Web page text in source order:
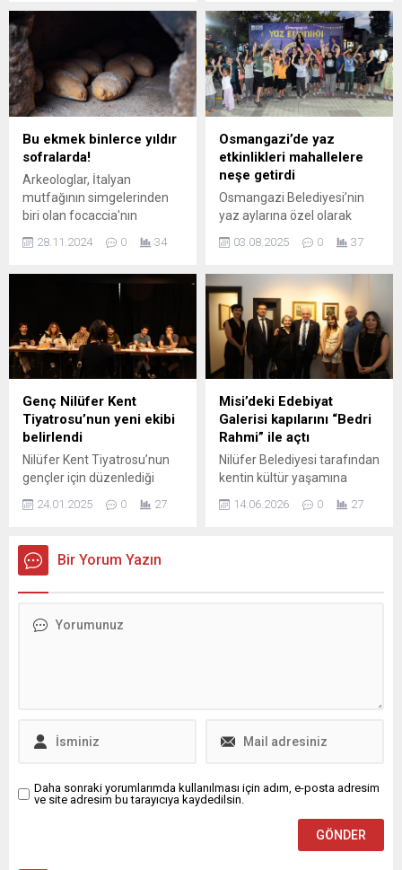
Belediyesi tarafından
düzenlenen özel
programda, büyük ustanın
özgürlük, aşk ve umutla
yoğrulmuş dizeleri salonu
dolduran yüzlerce yürekte
yeniden hayat buldu.
Osmangazi Gösteri
“İyi ki Doğdun Nâzım
Hikmet” adlı anma gecesi,...
düzenlendi.
Bu ekmek binlerce yıldır
sofralarda!
Arkeologlar, İtalyan
mutfağının simgelerinden
biri olan focaccia'nın
çok daha eskiye dayandığını
28.11.2024 0 34
Osmangazi’de yaz
etkinlikleri mahallelere
neşe getirdi
Osmangazi Belediyesi’nin
yaz aylarına özel olarak
Yaz Etkinliği” programı, bu
Yunuseli mahallelerinde
renkli görüntülere sahne
oldu. Osmangazi
Belediyesi’nin yaz aylarına
renk ve neşe katan
“Osmangazi’de Yaz
Etkinliği” programı, bu kez
Yenibağlar ve Yunuseli
mahallelerinde
vatandaşlarla buluştu.
“Haydi Çocuklar Eğlenceye”
temasıyla düzenlenen
etkinliklerde hem çocuklar
03.08.2025 0 37
Genç Nilüfer Kent
Tiyatrosu’nun yeni ekibi
belirlendi
Nilüfer Kent Tiyatrosu’nun
gençler için düzenlediği
“Genç NKT” projesinde yeni
dönemde yer alacak gençler
belirlendi. Ekibe seçilen 26
genç, 5 ay boyunca
oyununun sahnelenmesi
sahne...
24.01.2025 0 27
Misi’deki Edebiyat
Galerisi kapılarını “Bedri
Rahmi” ile açtı
Nilüfer Belediyesi tarafından
kentin kültür yaşamına
kazandırılan Misi’deki
(Gümüştepe) Edebiyat
14.06.2026 0 27
Bir Yorum Yazın
Daha sonraki yorumlarımda kullanılması için adım, e-posta adresim
ve site adresim bu tarayıcıya kaydedilsin.